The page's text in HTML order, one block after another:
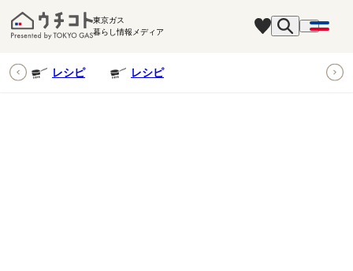
東京ガス
暮らし情報メディア
レシピ レシピ